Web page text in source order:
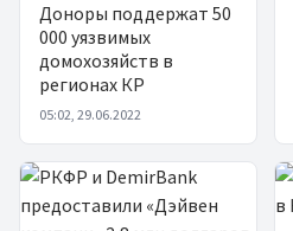
Доноры поддержат 50
000 уязвимых
домохозяйств в
регионах КР
05:02, 29.06.2022